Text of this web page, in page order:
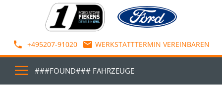
+495207-91020 WERKSTATTTERMIN VEREINBAREN
###FOUND### FAHRZEUGE